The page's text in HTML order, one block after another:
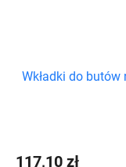
Wkładki do
117,10 zł